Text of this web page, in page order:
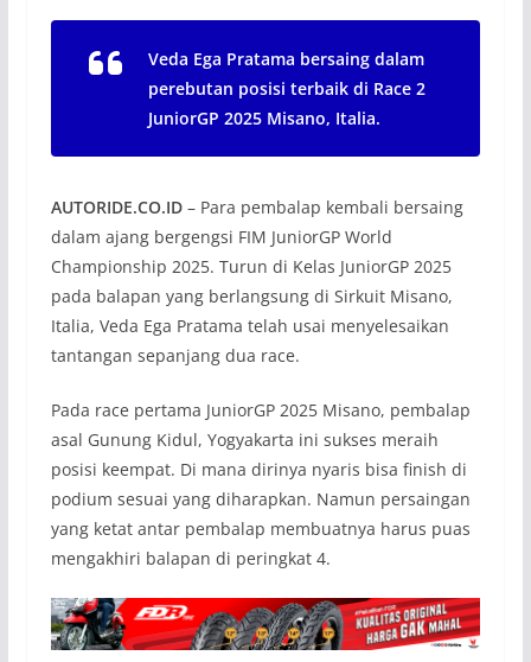
Veda Ega Pratama bersaing dalam
perebutan posisi terbaik di Race 2
JuniorGP 2025 Misano, Italia.
AUTORIDE.CO.ID– Para pembalap kembali bersaing
dalam ajang bergengsi FIM JuniorGP World
Championship 2025. Turun di Kelas JuniorGP 2025
pada balapan yang berlangsung di Sirkuit Misano,
Italia, Veda Ega Pratama telah usai menyelesaikan
tantangan sepanjang dua race.
Pada race pertama JuniorGP 2025 Misano, pembalap
asal Gunung Kidul, Yogyakarta ini sukses meraih
posisi keempat. Di mana dirinya nyaris bisa finish di
podium sesuai yang diharapkan. Namun persaingan
yang ketat antar pembalap membuatnya harus puas
mengakhiri balapan di peringkat 4.